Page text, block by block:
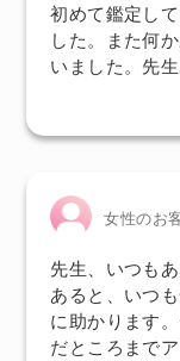
初めて鑑定し
した。また何
いました。先
女性のお
先生、いつも
あると、いつ
に助かります
だところまで